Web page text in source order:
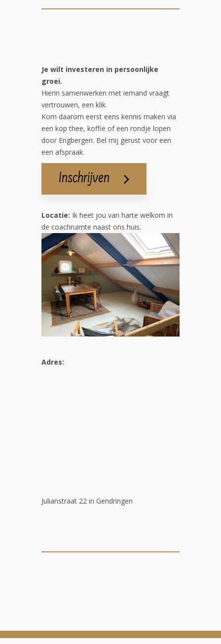
Je wilt investeren in persoonlijke
groei.
Hierin samenwerken met iemand vraagt
vertrouwen, een klik.
Kom daarom eerst eens kennis maken via
een kop thee, koffie of een rondje lopen
door Engbergen. Bel mij gerust voor een
een afspraak.
Inschrijven
Locatie: Ik heet jou van harte welkom in
de coachruimte naast ons huis.
Adres:
Julianstraat 22 in Gendringen